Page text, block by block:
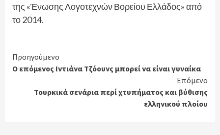
της «Ένωσης Λογοτεχνών Βορείου Ελλάδος» από
το 2014.
Continue
Reading
Προηγούμενο
Ο επόμενος Ιντιάνα Τζόουνς μπορεί να είναι γυναίκα
Επόμενο
Τουρκικά σενάρια περί χτυπήματος και βύθισης
ελληνικού πλοίου